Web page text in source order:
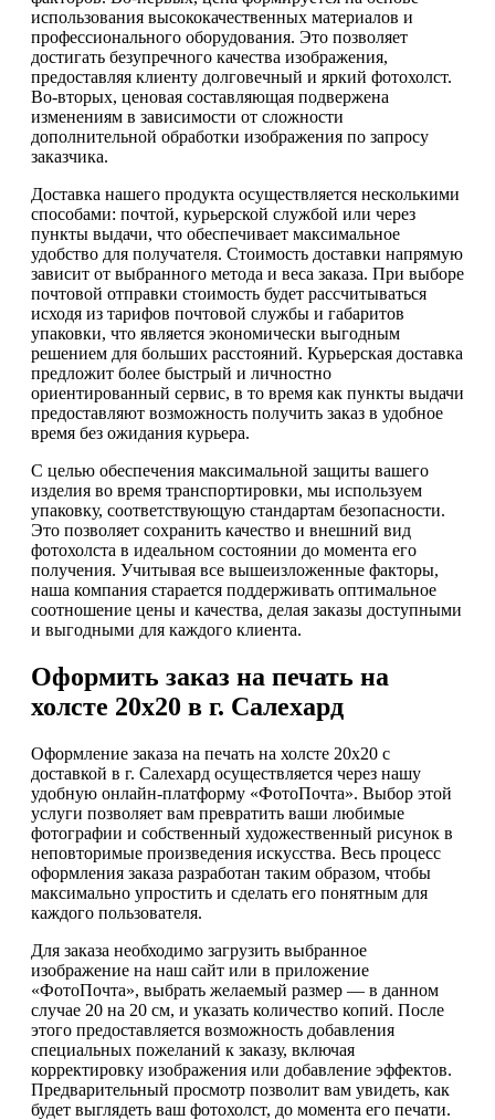
использования высококачественных материалов и
профессионального оборудования. Это позволяет
достигать безупречного качества изображения,
предоставляя клиенту долговечный и яркий фотохолст.
Во-вторых, ценовая составляющая подвержена
изменениям в зависимости от сложности
дополнительной обработки изображения по запросу
заказчика.
Доставка нашего продукта осуществляется несколькими
способами: почтой, курьерской службой или через
пункты выдачи, что обеспечивает максимальное
удобство для получателя. Стоимость доставки напрямую
зависит от выбранного метода и веса заказа. При выборе
почтовой отправки стоимость будет рассчитываться
исходя из тарифов почтовой службы и габаритов
упаковки, что является экономически выгодным
решением для больших расстояний. Курьерская доставка
предложит более быстрый и личностно
ориентированный сервис, в то время как пункты выдачи
предоставляют возможность получить заказ в удобное
время без ожидания курьера.
С целью обеспечения максимальной защиты вашего
изделия во время транспортировки, мы используем
упаковку, соответствующую стандартам безопасности.
Это позволяет сохранить качество и внешний вид
фотохолста в идеальном состоянии до момента его
получения. Учитывая все вышеизложенные факторы,
наша компания старается поддерживать оптимальное
соотношение цены и качества, делая заказы доступными
и выгодными для каждого клиента.
Оформить заказ на печать на
холсте 20х20 в г. Салехард
Оформление заказа на печать на холсте 20х20 с
доставкой в г. Салехард осуществляется через нашу
удобную онлайн-платформу «ФотоПочта». Выбор этой
услуги позволяет вам превратить ваши любимые
фотографии и собственный художественный рисунок в
неповторимые произведения искусства. Весь процесс
оформления заказа разработан таким образом, чтобы
максимально упростить и сделать его понятным для
каждого пользователя.
Для заказа необходимо загрузить выбранное
изображение на наш сайт или в приложение
«ФотоПочта», выбрать желаемый размер — в данном
случае 20 на 20 см, и указать количество копий. После
этого предоставляется возможность добавления
специальных пожеланий к заказу, включая
корректировку изображения или добавление эффектов.
Предварительный просмотр позволит вам увидеть, как
будет выглядеть ваш фотохолст, до момента его печати.